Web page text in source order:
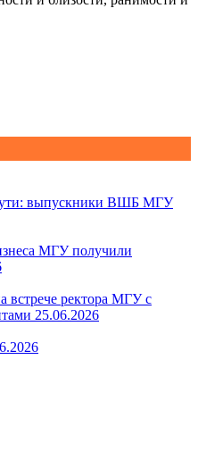
выпускники ВШБ МГУ
МГУ получили
ректора МГУ с
25.06.2026